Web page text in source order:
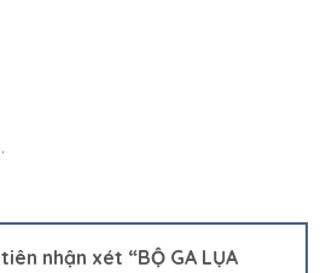
nhận xét “BỘ GA LỤA